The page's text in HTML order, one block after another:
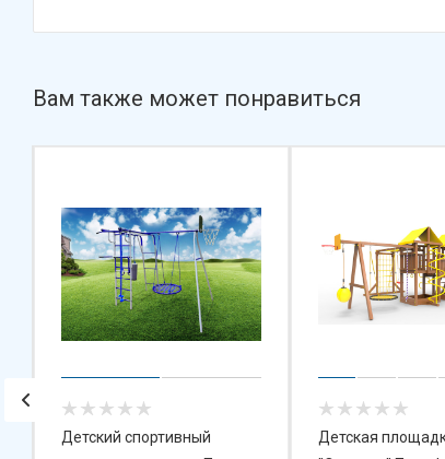
Вам также может понравиться
Детский спортивный
Детская